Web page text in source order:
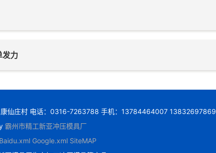
发力
康仙庄村 电话：0316-7263788 手机：13784464007 13832697869
霸州市精工新亚冲压模具厂
Baidu.xml Google.xml SiteMAP